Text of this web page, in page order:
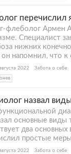
перечислил
флеболог Армен
Специалист
нижних
он напомнил, что
2022
Забота о себе
назвал
основные
два
простые
2022
Забота о себе